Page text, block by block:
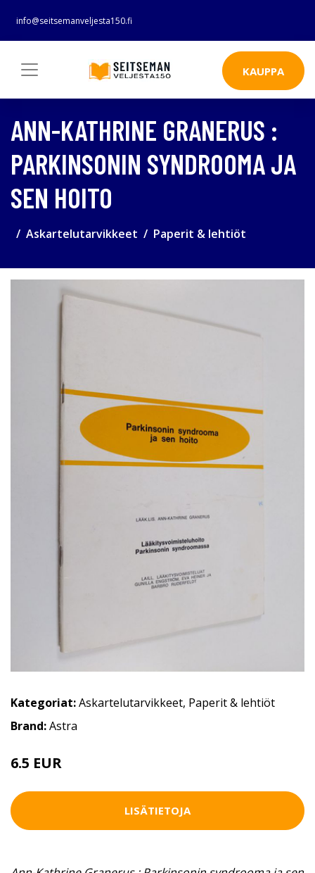
info@seitsemanveljesta150.fi
KAUPPA
ANN-KATHRINE GRANERUS :
PARKINSONIN SYNDROOMA JA
SEN HOITO
Askartelutarvikkeet Paperit & lehtiöt
Kategoriat:Askartelutarvikkeet, Paperit & lehtiöt
Brand:Astra
6.5 EUR
LISÄTIETOJA